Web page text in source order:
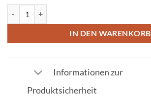
IN DEN WARENKORB
Informationen zur
Produktsicherheit